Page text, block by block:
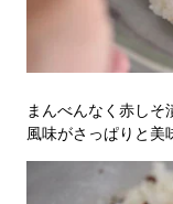
まんべんなく赤し
風味がさっぱりと美